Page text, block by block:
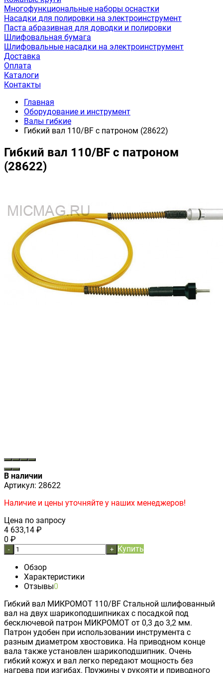
Многофункциональные наборы оснастки
Насадки для полировки на электроинструмент
Паста абразивная для доводки и полировки
Шлифовальная бумага
Шлифовальные насадки на электроинструмент
Доставка
Оплата
Каталоги
Контакты
Главная
Оборудование и инструмент
Валы гибкие
Гибкий вал 110/BF с патроном (28622)
Гибкий вал 110/BF с патроном
(28622)
В наличии
Артикул: 28622
Наличие и цены уточняйте у наших менеджеров!
Цена по запросу
4 633,14 ₽
0 ₽
- + Купить
Обзор
Характеристики
Отзывы0
Гибкий вал МИКРОМОТ 110/BF Стальной шлифованный
вал на двух шарикоподшипниках с посадкой под
бесключевой патрон МИКРОМОТ от 0,3 до 3,2 мм.
Патрон удобен при использовании инструмента с
разным диаметром хвостовика. На приводном конце
вала также установлен шарикоподшипник. Очень
гибкий кожух и вал легко передают мощность без
нагрева при изгибах. Пружины у рукояти и приводного